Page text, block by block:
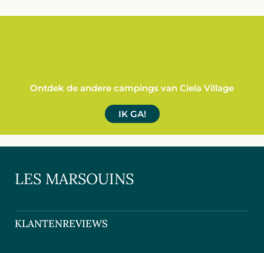
Ontdek de andere campings van Ciela Village
IK GA!
LES MARSOUINS
KLANTENREVIEWS